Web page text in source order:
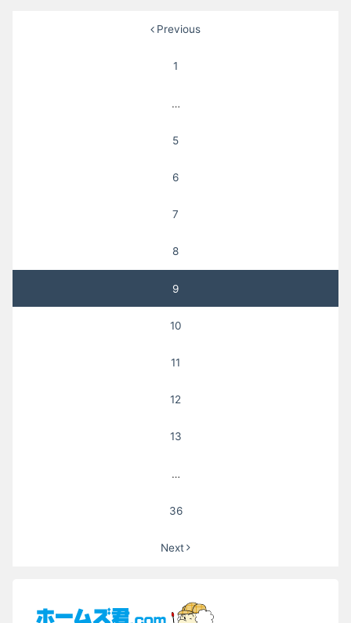
Previous
1
…
5
6
7
8
9
10
11
12
13
…
36
Next